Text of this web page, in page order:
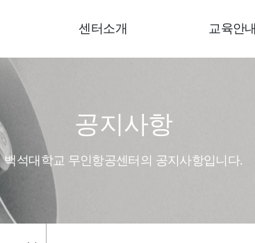
센터소개 교육안내
공지사항
백석대학교 무인항공센터의 공지사항입니다.